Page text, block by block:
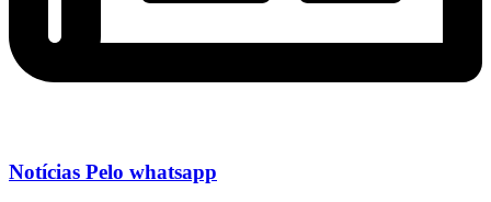
Notícias Pelo whatsapp